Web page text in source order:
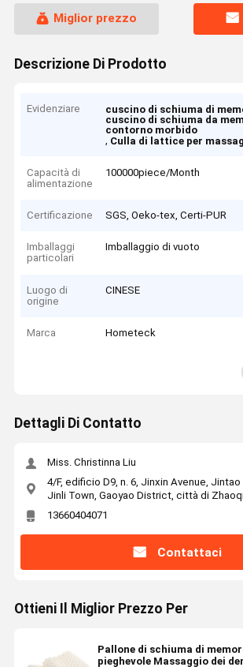
Miglior prezzo
Descrizione Di Prodotto
Evidenziare cuscino di schiuma di
cuscino di schiuma da
contorno morbido
, Culla di lattice per
Capacità di
alimentazione
100000piece/Month
Certificazione SGS, Oeko-tex, Certi-PUR
Imballaggi
particolari
Imballaggio di vuoto
Luogo di
origine
CINESE
Marca Hometeck
Dettagli Di Contatto
Miss. Christinna Liu
4/F, edificio D9, n. 6, Jinxin Avenue, Jintao
Jinli Town, Gaoyao District, città di
13660404071
Contattaci
Ottieni Il Miglior Prezzo Per
Pallone di schiuma di
pieghevole Massaggio dei